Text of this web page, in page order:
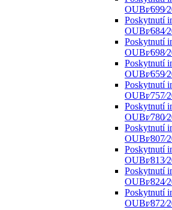
Poskytnutí
Poskytnutí
Poskytnutí
Poskytnutí
Poskytnutí
Poskytnutí
Poskytnutí
Poskytnutí
Poskytnutí